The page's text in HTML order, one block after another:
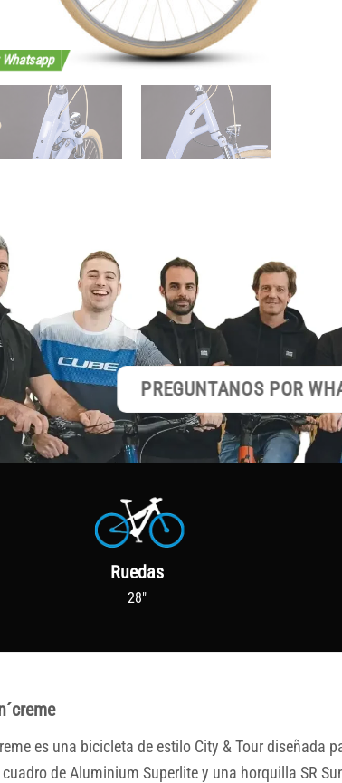
PREGUNTANOS POR
Ruedas
28"
es una bicicleta de estilo City & Tour
de Aluminium Superlite y una horquilla SR